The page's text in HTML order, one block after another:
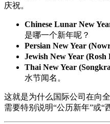
庆祝。
Chinese Lunar New
是哪一个新年呢？
Persian New Year
Jewish New Year (Rosh
Thai New Year
水节闻名。
这就是为什么国际公司在向
需要特别说明“公历新年”或“